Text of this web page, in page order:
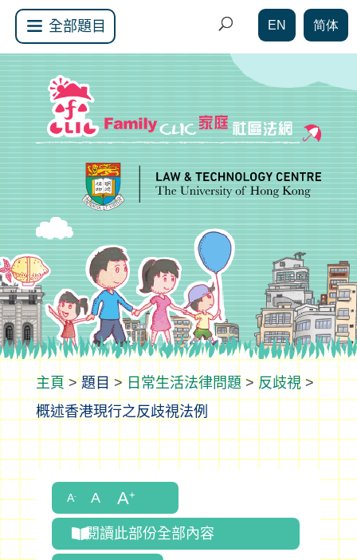
全部題目 EN 简体
>題目>日常生活法律問題>反歧視>
概述香港現行之反歧視法例
閱讀此部份全部內容